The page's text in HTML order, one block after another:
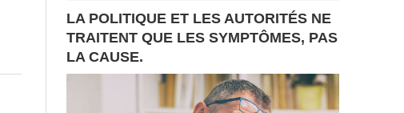
LA POLITIQUE ET LES AUTORITÉS NE
TRAITENT QUE LES SYMPTÔMES, PAS
LA CAUSE.